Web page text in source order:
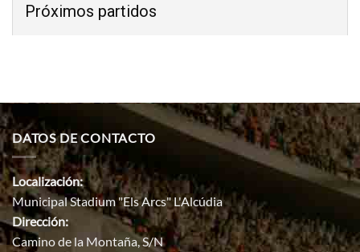
Próximos partidos
DATOS DE CONTACTO
Localización:
Municipal Stadium "Els Arcs" L'Alcúdia
Dirección:
Camino de la Montaña, S/N